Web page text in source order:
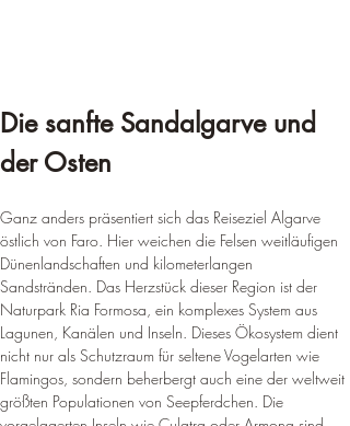
Die sanfte Sandalgarve und
der Osten
Ganz anders präsentiert sich das Reiseziel Algarve
östlich von Faro. Hier weichen die Felsen weitläufigen
Dünenlandschaften und kilometerlangen
Sandstränden. Das Herzstück dieser Region ist der
Naturpark Ria Formosa, ein komplexes System aus
Lagunen, Kanälen und Inseln. Dieses Ökosystem dient
nicht nur als Schutzraum für seltene Vogelarten wie
Flamingos, sondern beherbergt auch eine der weltweit
größten Populationen von Seepferdchen. Die